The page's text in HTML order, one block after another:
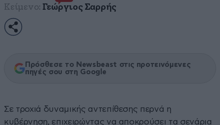
Κείμενο: Γεώργιος Σαρρής
Πρόσθεσε το Newsbeast στις προτεινόμενες
πηγές σου στη Google
Σε τροχιά δυναμικής αντεπίθεσης περνά η
κυβέρνηση, επιχειρώντας να αποκρούσει τα σενάρια